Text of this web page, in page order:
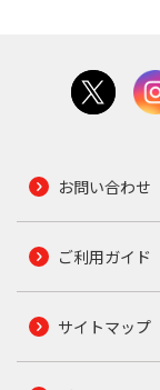
お問い合わせ
ご利用ガイド
サイトマップ